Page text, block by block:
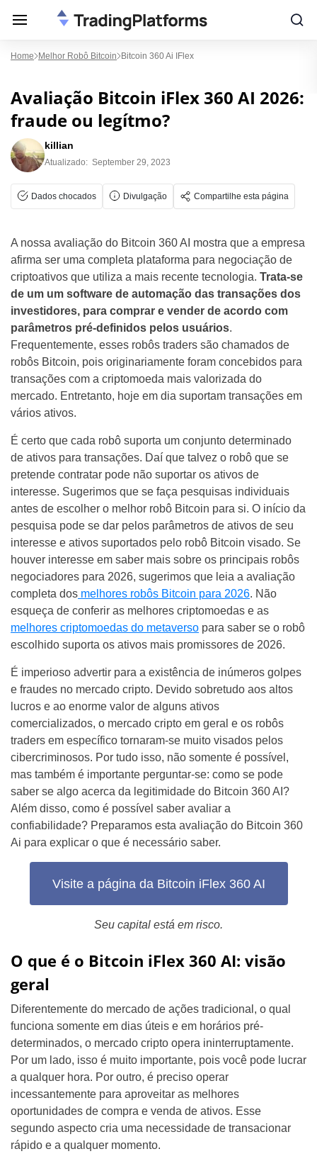
Home Melhor Robô Bitcoin Bitcoin 360 Ai IFlex
Avaliação Bitcoin iFlex 360 AI 2026:
fraude ou legítmo?
killian
Atualizado: September 29, 2023
Dados chocados Divulgação Compartilhe esta página
A nossa avaliação do Bitcoin 360 AI mostra que a empresa
afirma ser uma completa plataforma para negociação de
criptoativos que utiliza a mais recente tecnologia. Trata-se
de um um software de automação das transações dos
investidores, para comprar e vender de acordo com
parâmetros pré-definidos pelos usuários.
Frequentemente, esses robôs traders são chamados de
robôs Bitcoin, pois originariamente foram concebidos para
transações com a criptomoeda mais valorizada do
mercado. Entretanto, hoje em dia suportam transações em
vários ativos.
É certo que cada robô suporta um conjunto determinado
de ativos para transações. Daí que talvez o robô que se
pretende contratar pode não suportar os ativos de
interesse. Sugerimos que se faça pesquisas individuais
antes de escolher o melhor robô Bitcoin para si. O início da
pesquisa pode se dar pelos parâmetros de ativos de seu
interesse e ativos suportados pelo robô Bitcoin visado. Se
houver interesse em saber mais sobre os principais robôs
negociadores para 2026, sugerimos que leia a avaliação
completa dos melhores robôs Bitcoin para 2026. Não
esqueça de conferir as melhores criptomoedas e as
melhores criptomoedas do metaverso para saber se o robô
escolhido suporta os ativos mais promissores de 2026.
É imperioso advertir para a existência de inúmeros golpes
e fraudes no mercado cripto. Devido sobretudo aos altos
lucros e ao enorme valor de alguns ativos
comercializados, o mercado cripto em geral e os robôs
traders em específico tornaram-se muito visados pelos
cibercriminosos. Por tudo isso, não somente é possível,
mas também é importante perguntar-se: como se pode
saber se algo acerca da legitimidade do Bitcoin 360 AI?
Além disso, como é possível saber avaliar a
confiabilidade? Preparamos esta avaliação do Bitcoin 360
Ai para explicar o que é necessário saber.
Visite a página da Bitcoin iFlex 360 AI
Seu capital está em risco.
O que é o Bitcoin iFlex 360 AI: visão
geral
Diferentemente do mercado de ações tradicional, o qual
funciona somente em dias úteis e em horários pré-
determinados, o mercado cripto opera ininterruptamente.
Por um lado, isso é muito importante, pois você pode lucrar
a qualquer hora. Por outro, é preciso operar
incessantemente para aproveitar as melhores
oportunidades de compra e venda de ativos. Esse
segundo aspecto cria uma necessidade de transacionar
rápido e a qualquer momento.